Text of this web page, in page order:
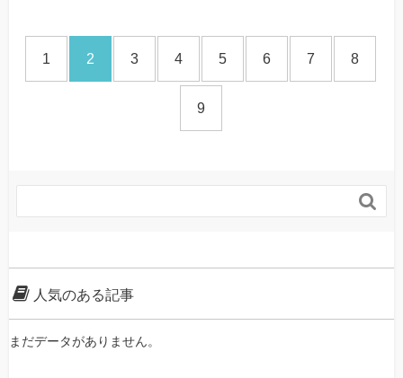
1 2 3 4 5 6 7 8
9

人気のある記事
まだデータがありません。